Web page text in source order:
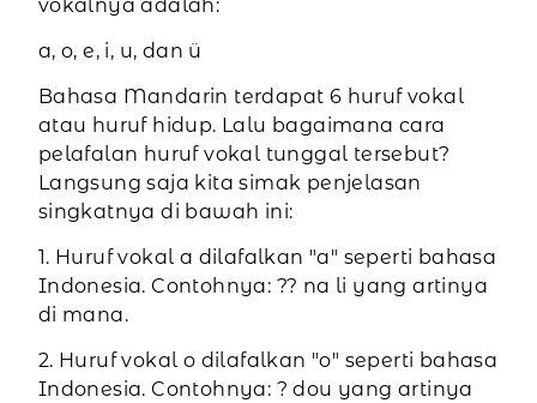
vokalnya adalah:
a, o, e, i, u, dan ü
Bahasa Mandarin terdapat 6 huruf vokal
atau huruf hidup. Lalu bagaimana cara
pelafalan huruf vokal tunggal tersebut?
Langsung saja kita simak penjelasan
singkatnya di bawah ini:
1. Huruf vokal a dilafalkan "a" seperti bahasa
Indonesia. Contohnya: ?? na li yang artinya
di mana.
2. Huruf vokal o dilafalkan "o" seperti bahasa
Indonesia. Contohnya: ? dou yang artinya